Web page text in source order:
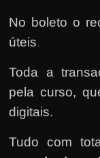
No boleto o
úteis.
Toda a
pela curso,
digitais.
Tudo com